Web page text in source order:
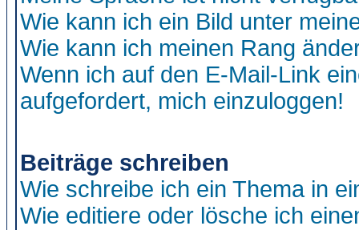
Wie kann ich ein Bild unter
Wie kann ich meinen Rang
Wenn ich auf den E-Mail-Link
aufgefordert, mich einzuloggen!
Beiträge schreiben
Wie schreibe ich ein Thema in
Wie editiere oder lösche ich